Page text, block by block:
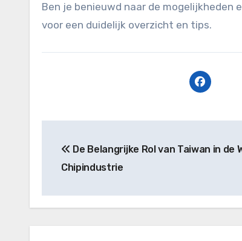
Ben je benieuwd naar de mogelijkheden
voor een duidelijk overzicht en tips.
navigation
De Belangrijke Rol van Taiwan in de
Chipindustrie